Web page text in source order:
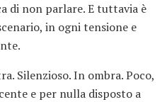
di non parlare. E tuttavia è
in ogni tensione e
Silenzioso. In ombra. Poco,
e per nulla disposto a